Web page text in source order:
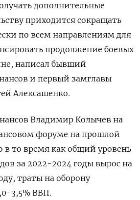
дополнительные
приходится сокращать
по всем направлениям для
продолжение боевых
написал бывший
и первый замглавы
Алексашенко.
Владимир Колычев на
форуме на прошлой
в то время как общий уровень
за 2022-2024 годы вырос на
траты на оборону
3,5% ВВП.